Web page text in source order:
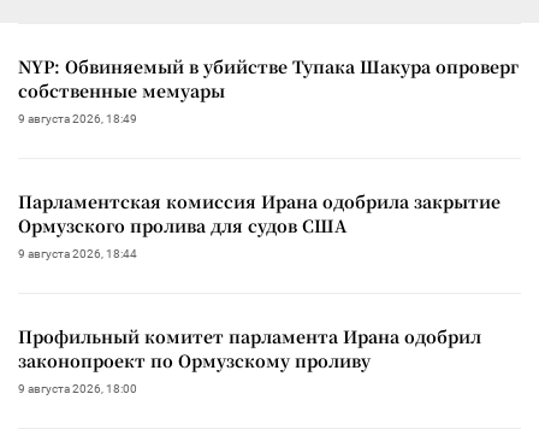
NYP: Обвиняемый в убийстве Тупака Шакура опроверг
собственные мемуары
9 августа 2026, 18:49
Парламентская комиссия Ирана одобрила закрытие
Ормузского пролива для судов США
9 августа 2026, 18:44
Профильный комитет парламента Ирана одобрил
законопроект по Ормузскому проливу
9 августа 2026, 18:00